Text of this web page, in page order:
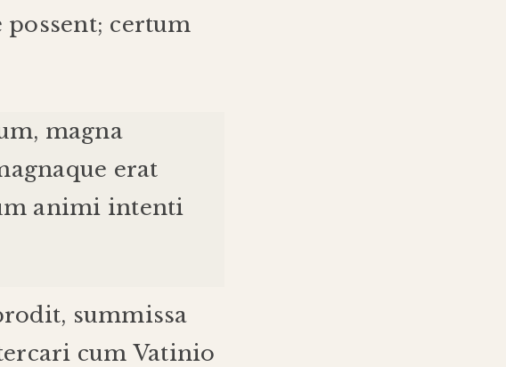
possent; certum
, magna
que erat
animi intenti
, summissa
cum Vatinio